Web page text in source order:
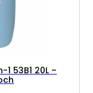
53B1 20L –